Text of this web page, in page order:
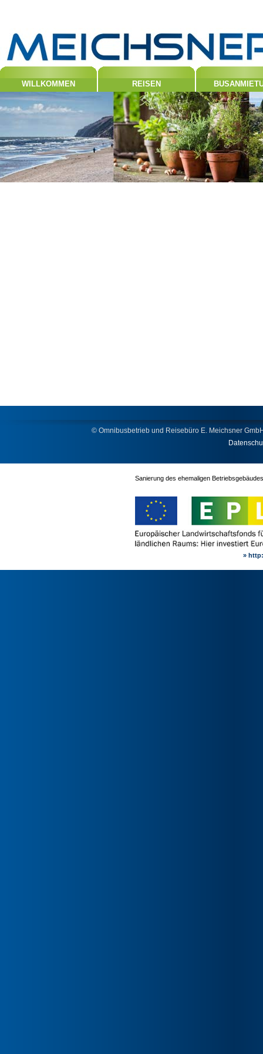
WILLKOMMEN REISEN
© Omnibusbetrieb und Reisebüro E. Meichsner
Sanierung des ehemaligen
»